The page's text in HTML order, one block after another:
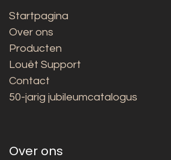
Startpagina
Over ons
Producten
Louët Support
Contact
50-jarig jubileumcatalogus
Over ons